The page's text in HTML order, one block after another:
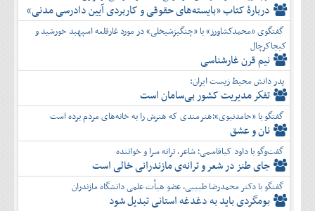
دربارۀ کتاب ”بایسته‌های حقوقی و کاربردی آیین دادرسی مدنی»
گفتگوی «محمدکشاورز» با «چنگیزشیخلی» در مورد غارقلعه اسپهبد خورشید و
کیجاکرچال
نیم قرن غارشناسی
پدر دانش محیط زیست ایران:
تفكر مديريت کشور بی‌سامان است
گفتگو با «حامدنبوی»؛هنرمندی که هنرش را به خانه‌های مردم برده است
نان و عشق
گفت‌وگو با داود کیاقاسمی؛ شاعر، ترانه سرا و خواننده
جای طنز در شعر و ترانه‌ی مازندرانی خالی است
گفتگو با دکتر محمدرضا طبیبی، عضو هیأت علمی دانشگاه مازندران
بومگردی باید به دغدغه استانی تبدیل شود